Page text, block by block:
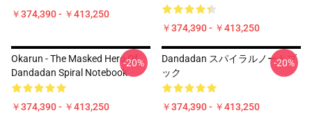
￥374,390 - ￥413,250
￥374,390 - ￥413,250
Okarun - The Masked Hero Of
Dandadan Spiral Notebook
￥374,390 - ￥413,250
-20%
Dandadan スパイラルノートブ
ック
￥374,390 - ￥413,250
-20%